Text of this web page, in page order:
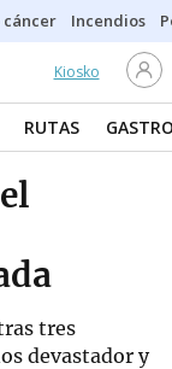
cáncer Incendios
Kiosko
RUTAS
tres
devastador y